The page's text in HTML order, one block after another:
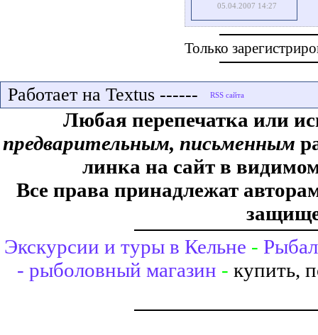
05.04.2007 14:27
Только
Работает на Textus ------
Любая перепечатка или
предварительным, письменным
линка на сайт в
Все права принадлежат
Экскурсии и туры в Кельне -
- рыболовный магазин - купить,